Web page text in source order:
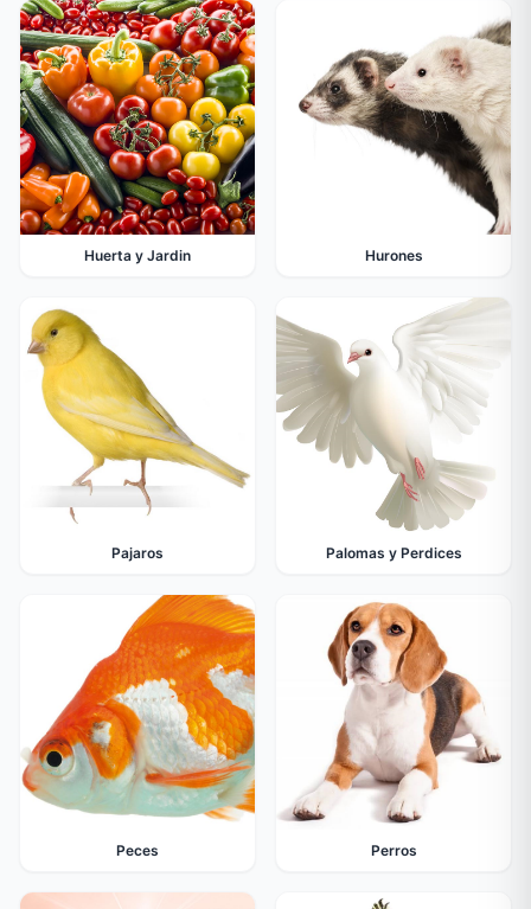
Huerta y Jardin Hurones
Pajaros Palomas y Perdices
Peces Perros